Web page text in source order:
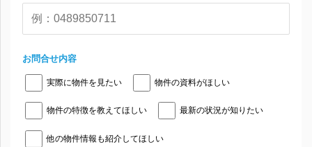
お問合せ内容
実際に物件を見たい 物件の資料がほしい
物件の特徴を教えてほしい 最新の状況が知りたい
他の物件情報も紹介してほしい